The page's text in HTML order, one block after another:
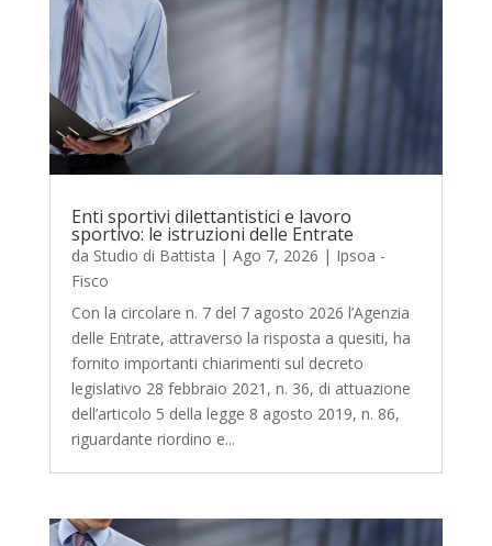
Enti sportivi dilettantistici e lavoro
sportivo: le istruzioni delle Entrate
da Studio di Battista | Ago 7, 2026 | Ipsoa -
Fisco
Con la circolare n. 7 del 7 agosto 2026 l’Agenzia
delle Entrate, attraverso la risposta a quesiti, ha
fornito importanti chiarimenti sul decreto
legislativo 28 febbraio 2021, n. 36, di attuazione
dell’articolo 5 della legge 8 agosto 2019, n. 86,
riguardante riordino e...